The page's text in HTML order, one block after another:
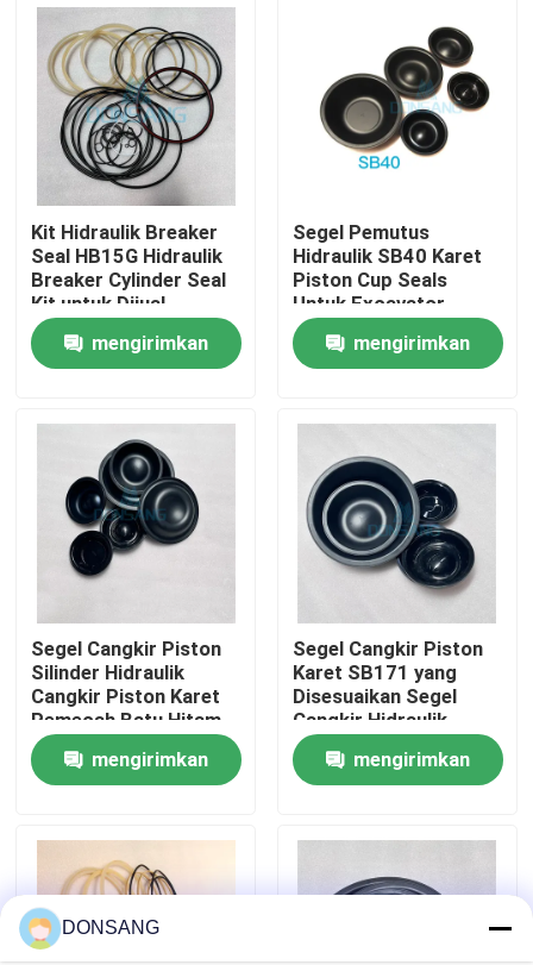
Rumah
Produk
Tampilan VR
Tentang kami
Tur Pabrik
Kontrol kualitas
Hubungi kami
Pemecah Batu Hidrolik
Pemutus hidrolik excavator
Kit Hidraulik Breaker
Seal HB15G Hidraulik
Breaker Cylinder Seal
Kit untuk Dijual
mengirimkan
Segel Pemutus
Hidraulik SB40 Karet
Piston Cup Seals
Untuk Excavator
mengirimkan
Segel Cangkir Piston
Silinder Hidraulik
Cangkir Piston Karet
Pemecah Batu Hitam
mengirimkan
Segel Cangkir Piston
Karet SB171 yang
Disesuaikan Segel
Cangkir Hidraulik
mengirimkan
DONSANG